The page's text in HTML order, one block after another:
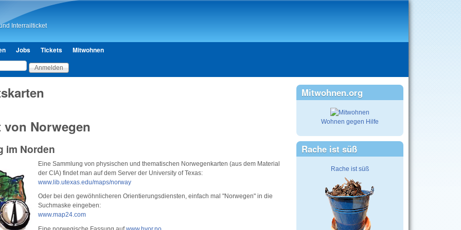
Interrailticket
Jobs Tickets Mitwohnen
Norwegen
im Norden
Eine Sammlung von physischen und thematischen Norwegenkarten (aus dem Material
der CIA) findet man auf dem Server der University of Texas:
www.lib.utexas.edu/maps/norway
Oder bei den gewöhnlicheren Orientierungsdiensten, einfach mal "Norwegen" in die
Suchmaske eingeben:
www.map24.com
Mitwohnen.org
Wohnen gegen Hilfe
Rache ist süß
Rache ist süß